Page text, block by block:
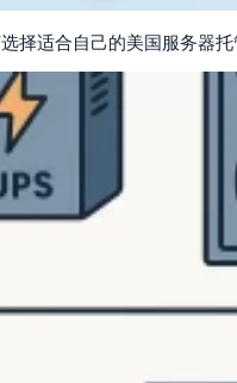
择适合自己的美国服务器